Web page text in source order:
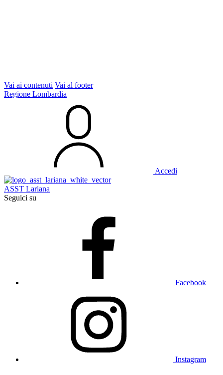
Vai ai contenuti Vai al footer
Regione Lombardia
Accedi
ASST Lariana
Seguici su
Facebook
Instagram